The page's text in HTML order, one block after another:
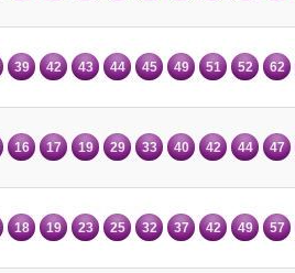
39 42 43 44 45 49 51 52 62
16 17 19 29 33 40 42 44 47
18 19 23 25 32 37 42 49 57